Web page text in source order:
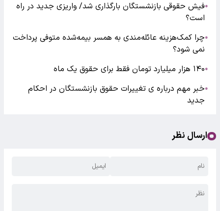
●فیش حقوقی بازنشستگان بارگذاری شد/ واریزی جدید در راه
است؟
●چرا کمک‌هزینه عائله‌مندی به همسر بیمه‌شده متوفی پرداخت
نمی شود؟
●۱۴۰ هزار میلیارد تومان فقط برای حقوق یک ماه
●خبر مهم درباره ی تغییرات حقوق بازنشستگان در احکام
جدید
ارسال نظر